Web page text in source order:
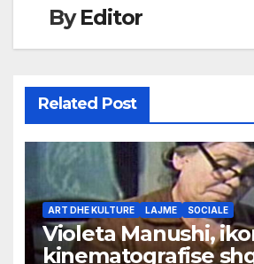
ByEditor
Related Post
ART DHE KULTURE LAJME SOCIALE
Violeta Manushi,
kinematografise